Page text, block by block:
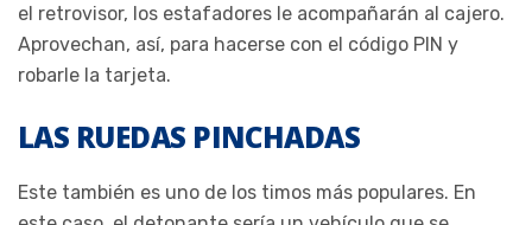
el retrovisor, los estafadores le acompañarán al cajero.
Aprovechan, así, para hacerse con el código PIN y
robarle la tarjeta.
LAS RUEDAS PINCHADAS
Este también es uno de los timos más populares. En